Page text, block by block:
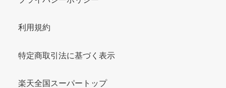
利用規約
特定商取引法に基づく表示
楽天全国スーパートップ